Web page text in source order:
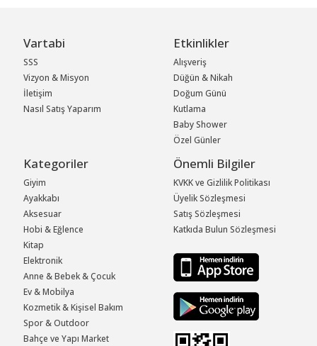
Vartabi
SSS
Vizyon & Misyon
İletişim
Nasıl Satış Yaparım
Etkinlikler
Alışveriş
Düğün & Nikah
Doğum Günü
Kutlama
Baby Shower
Özel Günler
Kategoriler
Giyim
Ayakkabı
Aksesuar
Hobi & Eğlence
Kitap
Elektronik
Anne & Bebek & Çocuk
Ev & Mobilya
Kozmetik & Kişisel Bakım
Spor & Outdoor
Bahçe ve Yapı Market
Önemli Bilgiler
KVKK ve Gizlilik Politikası
Üyelik Sözleşmesi
Satış Sözleşmesi
Katkıda Bulun Sözleşmesi